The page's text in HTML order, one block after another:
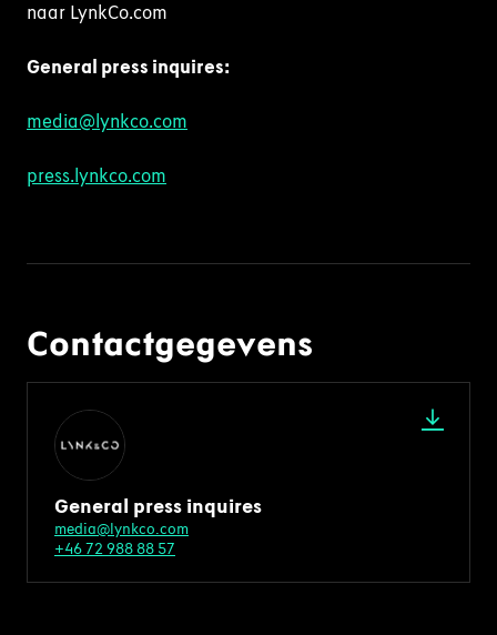
naar LynkCo.com
General press inquires:
media@lynkco.com
press.lynkco.com
Contactgegevens
General press inquires
media@lynkco.com
+46 72 988 88 57